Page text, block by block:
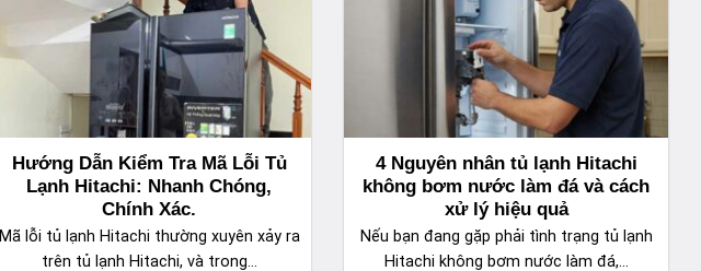
Hướng Dẫn Kiểm Tra Mã Lỗi Tủ
Lạnh Hitachi: Nhanh Chóng,
Chính Xác.
Mã lỗi tủ lạnh Hitachi thường xuyên xảy ra
trên tủ lạnh Hitachi, và trong...
4 Nguyên nhân tủ lạnh Hitachi
không bơm nước làm đá và cách
xử lý hiệu quả
Nếu bạn đang gặp phải tình trạng tủ lạnh
Hitachi không bơm nước làm đá,...